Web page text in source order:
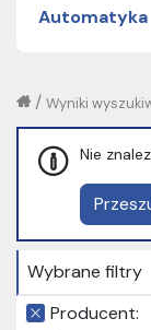
Automatyka
Wyniki
/
Nie
Wybrane filtry
Producent: